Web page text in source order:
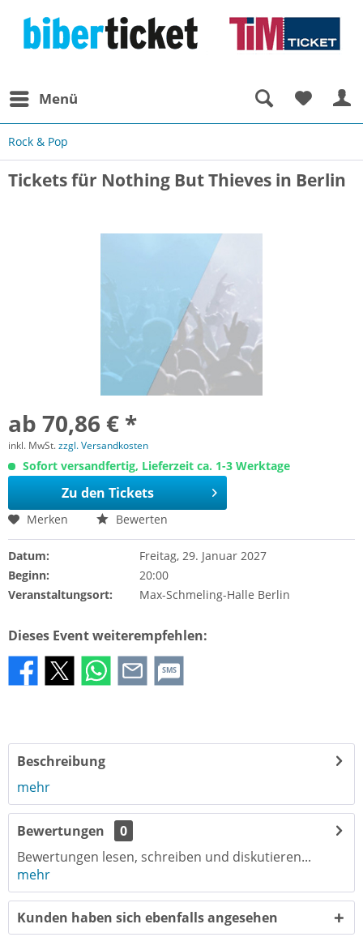
Menü
Rock & Pop
Tickets für Nothing But Thieves in Berlin
ab 70,86 € *
inkl. MwSt.zzgl. Versandkosten
Sofort versandfertig, Lieferzeit ca. 1-3 Werktage
Zu den Tickets
Merken Bewerten
Datum:
Freitag, 29. Januar 2027
Beginn:
20:00
Veranstaltungsort:
Max-Schmeling-Halle Berlin
Dieses Event weiterempfehlen:
SMS
Beschreibung
mehr
Bewertungen
0
Bewertungen lesen, schreiben und diskutieren...
mehr
Kunden haben sich ebenfalls angesehen